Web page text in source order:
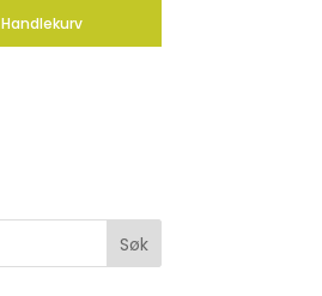
Handlekurv